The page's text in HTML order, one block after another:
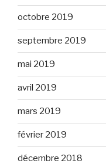
octobre 2019
septembre 2019
mai 2019
avril 2019
mars 2019
février 2019
décembre 2018